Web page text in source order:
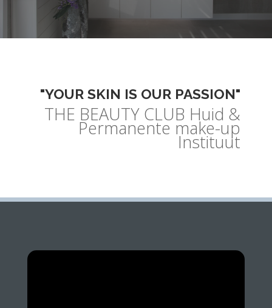
"YOUR SKIN IS OUR PASSION"
THE BEAUTY CLUB Huid &
Permanente make-up
Instituut